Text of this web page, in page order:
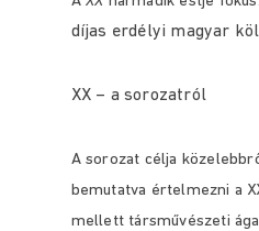
díjas erdélyi magyar
XX – a sorozatról
A sorozat célja
bemutatva értelmezni a
mellett társművészeti